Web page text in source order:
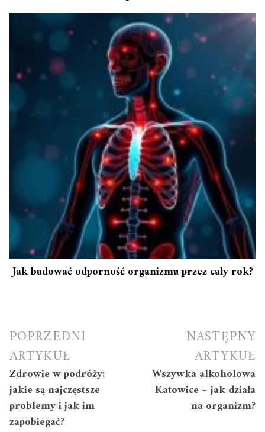
Jak budować odporność organizmu przez cały rok?
Nawigacja
wpisu
POPRZEDNI
ARTYKUŁ
Zdrowie w podróży:
jakie są najczęstsze
problemy i jak im
zapobiegać?
NASTĘPNY
ARTYKUŁ
Wszywka alkoholowa
Katowice – jak działa
na organizm?